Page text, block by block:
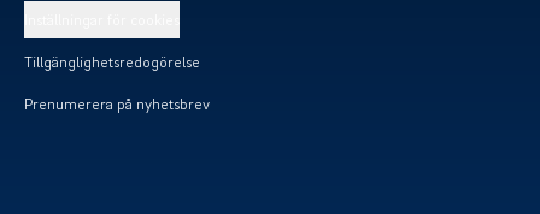
Tillgänglighetsredogörelse
Prenumerera på nyhetsbrev